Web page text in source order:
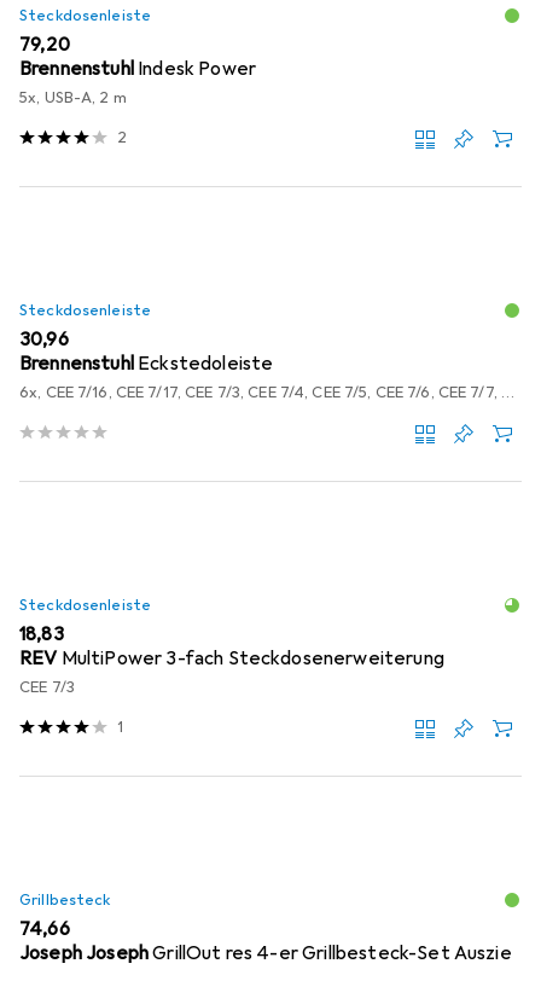
Steckdosenleiste
EUR
79,20
Brennenstuhl Indesk Power
5x, USB-A, 2 m
2
Steckdosenleiste
EUR
30,96
Brennenstuhl Eckstedoleiste
6x, CEE 7/16, CEE 7/17, CEE 7/3, CEE 7/4, CEE 7/5, CEE 7/6, CEE 7/7, Typ 12, Typ 13, Typ 15, Typ 23, USB-A, 2 m
Steckdosenleiste
EUR
18,83
REV MultiPower 3-fach Steckdosenerweiterung
CEE 7/3
1
Grillbesteck
EUR
74,66
Joseph JosephGrillOut res 4-er Grillbesteck-Set Auszie